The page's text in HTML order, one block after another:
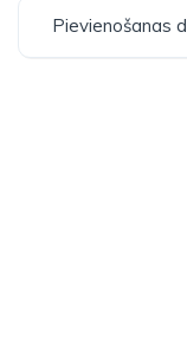
Pievienošanas